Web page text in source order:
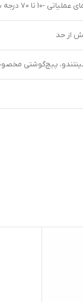
اتصال استاندارد
از حد
پیچ‌گوشتی